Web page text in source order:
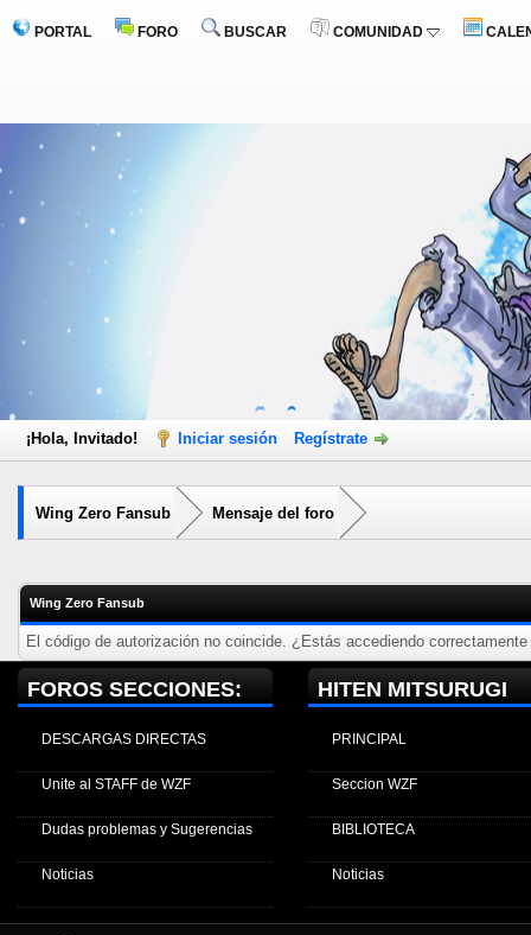
PORTAL FORO BUSCAR COMUNIDAD
¡Hola, Invitado! Iniciar sesión Regístrate
Wing Zero Fansub Mensaje del foro
Wing Zero Fansub
El código de autorización no coincide. ¿Estás accediendo
FOROS SECCIONES:
DESCARGAS DIRECTAS
Unite al STAFF de WZF
Dudas problemas y Sugerencias
Noticias
HITEN MITSURUGI
PRINCIPAL
Seccion WZF
BIBLIOTECA
Noticias